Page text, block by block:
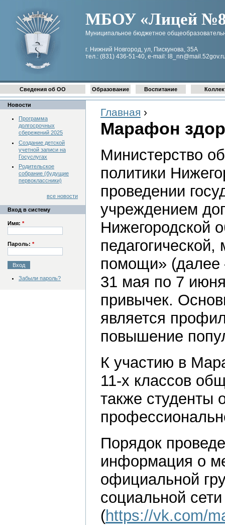
МБОУ «Лицей №8
Муниципальное бюджетное
г. Нижний Новгород, ул, Пискунова, 35А
тел.: (831) 436-51-40, e-mail:
Главная ›
Марафон
Министерство
политики
проведении
учреждением
Нижегородской
помощи»
31 мая по 7
привычек.
является
повышение
К участию в
11-х классов
также студенты
Порядок
информация о
официальной
социальной
(https://vk.com/
Сведения об ОО Образование Воспитание
Новости
Программа
долгосрочных
сбережений 2025
Создание детской
учетной записи на
Госуслугах
Родительское
собрание (будущие
первоклассники)
все новости
Вход в систему
Имя: *
Пароль: *
Забыли пароль?